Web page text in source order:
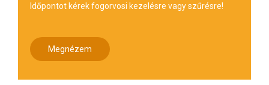
Időpontot kérek fogorvosi kezelésre vagy szűrésre!
Megnézem